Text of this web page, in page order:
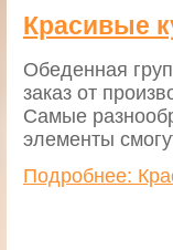
Красивые
Обеденная
заказ от
Самые
элементы
Подробнее: